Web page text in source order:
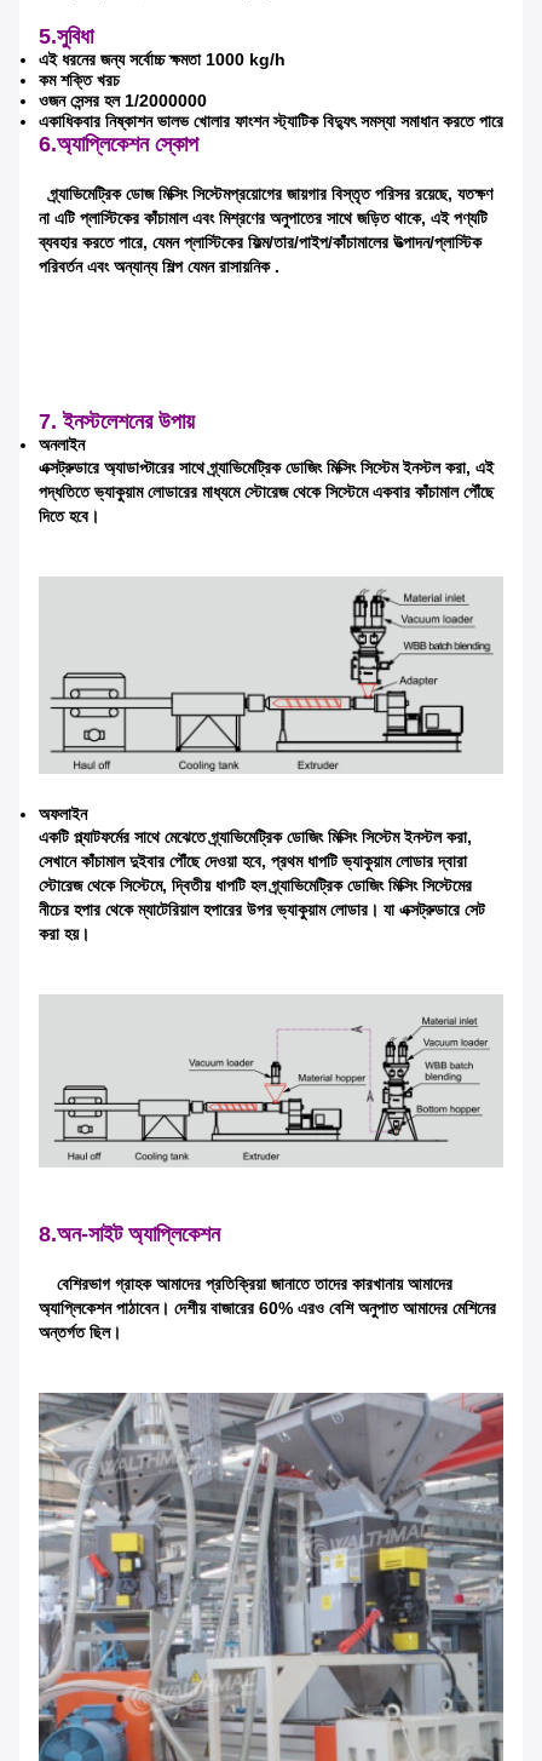
একটি বার্তা রেখে যান
5.সুবিধা
এই ধরনের জন্য সর্বোচ্চ ক্ষমতা 1000 kg/h
কম শক্তি খরচ
ওজন সেন্সর হল 1/2000000
একাধিকবার নিষ্কাশন ভালভ খোলার ফাংশন স্ট্যাটিক বিদ্যুৎ সমস্যা সমাধান করতে পারে
6.অ্যাপ্লিকেশন স্কোপ
গ্র্যাভিমেট্রিক ডোজ মিক্সিং সিস্টেমপ্রয়োগের জায়গার বিস্তৃত পরিসর রয়েছে, যতক্ষণ
না এটি প্লাস্টিকের কাঁচামাল এবং মিশ্রণের অনুপাতের সাথে জড়িত থাকে, এই পণ্যটি
ব্যবহার করতে পারে, যেমন প্লাস্টিকের ফিল্ম/তার/পাইপ/কাঁচামালের উত্পাদন/প্লাস্টিক
পরিবর্তন এবং অন্যান্য শিল্প যেমন রাসায়নিক .
7. ইনস্টলেশনের উপায়
অনলাইন
এক্সট্রুডারে অ্যাডাপ্টারের সাথে গ্র্যাভিমেট্রিক ডোজিং মিক্সিং সিস্টেম ইনস্টল করা, এই
পদ্ধতিতে ভ্যাকুয়াম লোডারের মাধ্যমে স্টোরেজ থেকে সিস্টেমে একবার কাঁচামাল পৌঁছে
দিতে হবে।
অফলাইন
একটি প্ল্যাটফর্মের সাথে মেঝেতে গ্র্যাভিমেট্রিক ডোজিং মিক্সিং সিস্টেম ইনস্টল করা,
সেখানে কাঁচামাল দুইবার পৌঁছে দেওয়া হবে, প্রথম ধাপটি ভ্যাকুয়াম লোডার দ্বারা
স্টোরেজ থেকে সিস্টেমে, দ্বিতীয় ধাপটি হল গ্র্যাভিমেট্রিক ডোজিং মিক্সিং সিস্টেমের
নীচের হপার থেকে ম্যাটেরিয়াল হপারের উপর ভ্যাকুয়াম লোডার। যা এক্সট্রুডারে সেট
করা হয়।
8.অন-সাইট অ্যাপ্লিকেশন
বেশিরভাগ গ্রাহক আমাদের প্রতিক্রিয়া জানাতে তাদের কারখানায় আমাদের
অ্যাপ্লিকেশন পাঠাবেন। দেশীয় বাজারের 60% এরও বেশি অনুপাত আমাদের মেশিনের
অন্তর্গত ছিল।